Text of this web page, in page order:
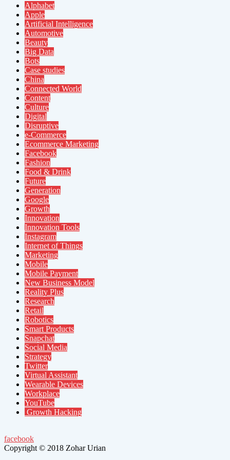
Alphabet
Apple
Artificial Intelligence
Automotive
Beauty
Big Data
Bots
Case studies
China
Connected World
Content
Culture
Digital
Disruptive
e-Commerce
Ecommerce Marketing
Facebook
Fashion
Food & Drink
Future
Generation
Google
Growth
Innovation
Innovation Tools
Instagram
Internet of Things
Marketing
Mobile
Mobile Payment
New Business Model
Reality Plus
Research
Retail
Robotics
Smart Products
Snapchat
Social Media
Strategy
Twitter
Virtual Assistant
Wearable Devices
Workplace
YouTube
Growth Hacking
facebook
Copyright © 2018 Zohar Urian